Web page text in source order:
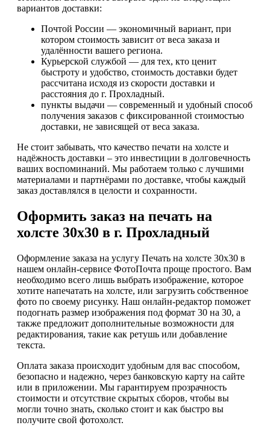
вариантов доставки:
Почтой России — экономичный вариант, при
котором стоимость зависит от веса заказа и
удалённости вашего региона.
Курьерской службой — для тех, кто ценит
быстроту и удобство, стоимость доставки будет
рассчитана исходя из скорости доставки и
расстояния до г. Прохладный.
пункты выдачи — современный и удобный способ
получения заказов с фиксированной стоимостью
доставки, не зависящей от веса заказа.
Не стоит забывать, что качество печати на холсте и
надёжность доставки – это инвестиции в долговечность
ваших воспоминаний. Мы работаем только с лучшими
материалами и партнёрами по доставке, чтобы каждый
заказ доставлялся в целости и сохранности.
Оформить заказ на печать на
холсте 30х30 в г. Прохладный
Оформление заказа на услугу Печать на холсте 30х30 в
нашем онлайн-сервисе ФотоПочта проще простого. Вам
необходимо всего лишь выбрать изображение, которое
хотите напечатать на холсте, или загрузить собственное
фото по своему рисунку. Наш онлайн-редактор поможет
подогнать размер изображения под формат 30 на 30, а
также предложит дополнительные возможности для
редактирования, такие как ретушь или добавление
текста.
Оплата заказа происходит удобным для вас способом,
безопасно и надежно, через банковскую карту на сайте
или в приложении. Мы гарантируем прозрачность
стоимости и отсутствие скрытых сборов, чтобы вы
могли точно знать, сколько стоит и как быстро вы
получите свой фотохолст.